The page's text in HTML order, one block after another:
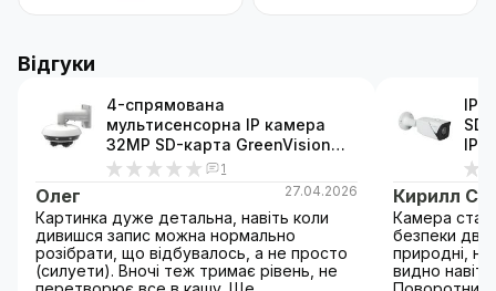
Відгуки
4-спрямована
мультисенсорна IP камера
32MP SD-карта GreenVision
GV-197-IP-I-DOS32-50 (Ultra AI)
1
Олег 27.04.2026
Картинка дуже детальна, навіть коли
дивишся запис можна нормально
розібрати, що відбувалось, а не просто
(силуети). Вночі теж тримає рівень, не
IP
IP-
Кирилл
Камера
безпеки
природні,
видно